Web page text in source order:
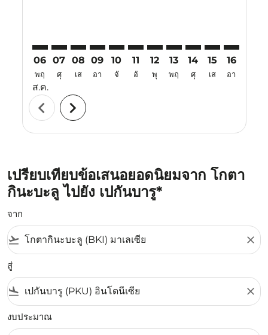
06
พฤ
ส.ค.
07
ศุ
08
เส
09
อา
10
จั
11
อั
12
พุ
13
พฤ
14
ศุ
15
เส
16
อา
chevron_left chevron_right
เปรียบเทียบข้อเสนอยอดนิยมจาก โกตา
กินะบะลู ไปยัง เปกันบารู*
จาก
flight_takeoff close
สู่
flight_land close
งบประมาณ